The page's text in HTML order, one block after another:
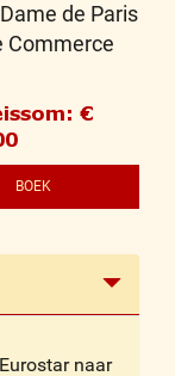
de Paris
Commerce
€
BOEK
naar